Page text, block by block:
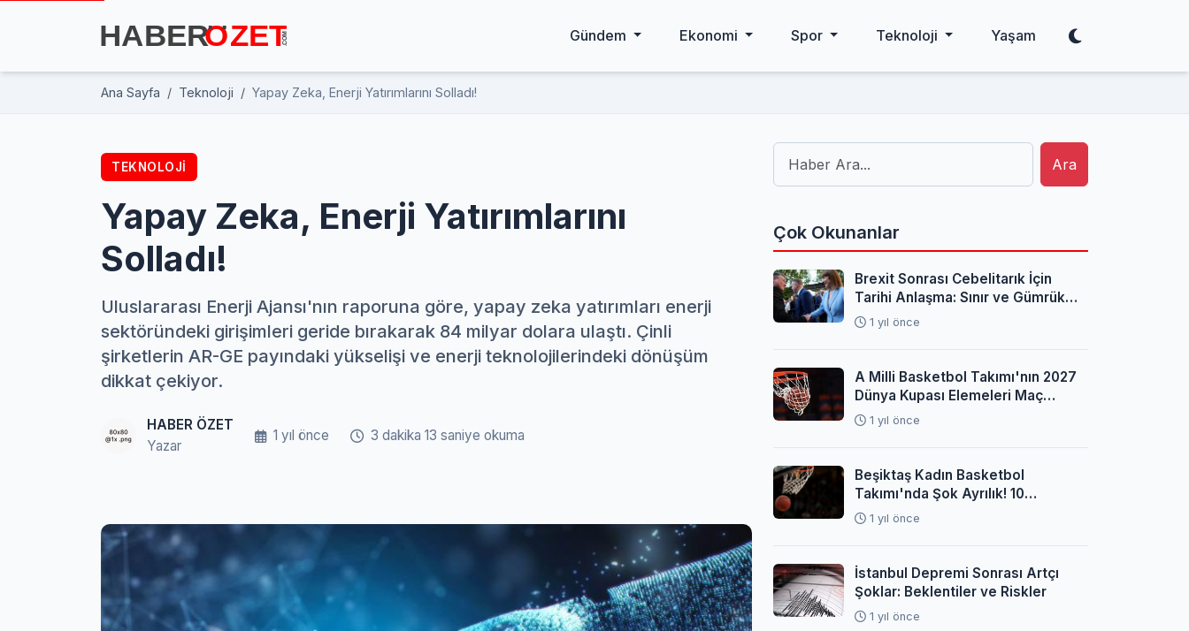
Gündem Ekonomi Spor Teknoloji Yaşam
Ana Sayfa Teknoloji Yapay Zeka, Enerji Yatırımlarını Solladı!
TEKNOLOJI
Yapay Zeka, Enerji Yatırımlarını
Solladı!
Uluslararası Enerji Ajansı'nın raporuna göre, yapay zeka yatırımları enerji
sektöründeki girişimleri geride bırakarak 84 milyar dolara ulaştı. Çinli
şirketlerin AR-GE payındaki yükselişi ve enerji teknolojilerindeki dönüşüm
dikkat çekiyor.
HABER ÖZET
Yazar
1 yıl önce 3 dakika 13 saniye okuma
Ara
Çok Okunanlar
Brexit Sonrası Cebelitarık İçin
Tarihi Anlaşma: Sınır ve Gümrük
Sorunları Çözüldü
1 yıl önce
A Milli Basketbol Takımı'nın 2027
Dünya Kupası Elemeleri Maç
Programı Açıklandı
1 yıl önce
Beşiktaş Kadın Basketbol
Takımı'nda Şok Ayrılık! 10
Oyuncuyla Yollar Ayrıldı
1 yıl önce
İstanbul Depremi Sonrası Artçı
Şoklar: Beklentiler ve Riskler
1 yıl önce